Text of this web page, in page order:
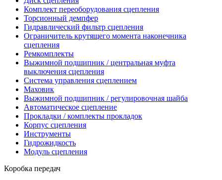
Комплект переоборудования сцепления
Торсионный демпфер
Гидравлический фильтр сцепления
Ограничитель крутящего момента наконечника
сцепления
Ремкомплекты
Выжимной подшипник / центральная муфта
выключения сцепления
Система управления сцеплением
Маховик
Выжимной подшипник / регулировочная шайба
Автоматическое сцепление
Прокладки / комплекты прокладок
Корпус сцепления
Инструменты
Гидрожидкость
Модуль сцепления
Коробка передач